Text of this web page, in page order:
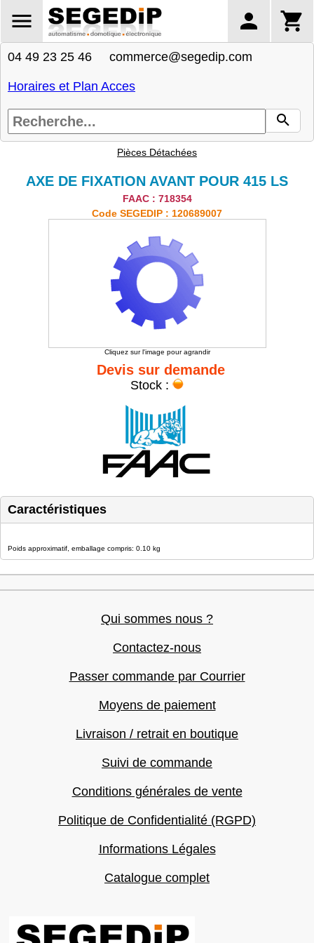
04 49 23 25 46 commerce@segedip.com
Horaires et Plan Acces
Pièces Détachées
AXE DE FIXATION AVANT POUR 415 LS
FAAC : 718354
Code SEGEDIP : 120689007
Cliquez sur l'image pour agrandir
Devis sur demande
Stock :
Caractéristiques
Poids approximatif, emballage compris: 0.10 kg
Qui sommes nous ?
Contactez-nous
Passer commande par Courrier
Moyens de paiement
Livraison / retrait en boutique
Suivi de commande
Conditions générales de vente
Politique de Confidentialité (RGPD)
Informations Légales
Catalogue complet